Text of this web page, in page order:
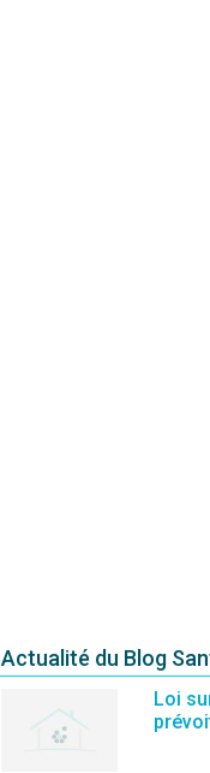
Actualité du Blog
Loi